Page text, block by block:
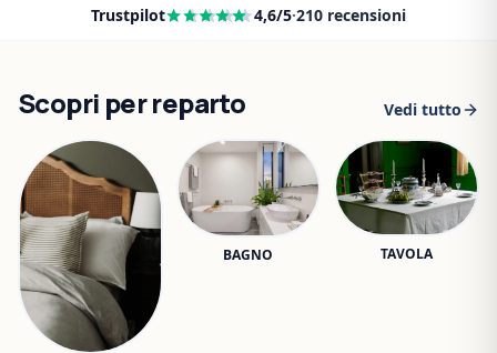
Trustpilot 4,6/5·210 recensioni
Scopri per reparto Vedi tutto
BAGNO TAVOLA